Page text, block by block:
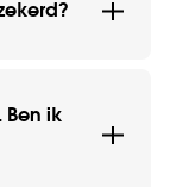
Ben ik